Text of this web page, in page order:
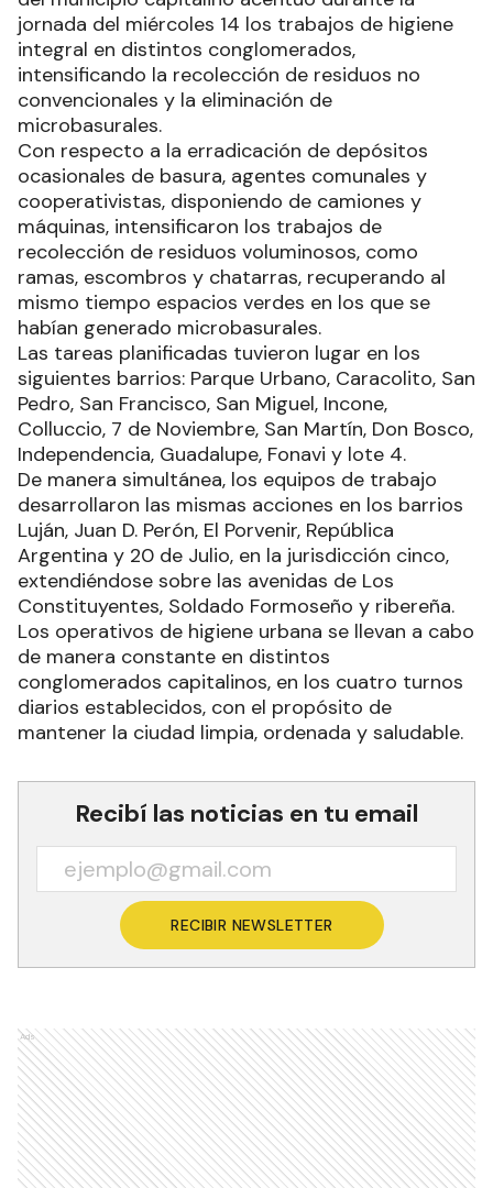
jornada del miércoles 14 los trabajos de higiene
integral en distintos conglomerados,
intensificando la recolección de residuos no
convencionales y la eliminación de
microbasurales.
Con respecto a la erradicación de depósitos
ocasionales de basura, agentes comunales y
cooperativistas, disponiendo de camiones y
máquinas, intensificaron los trabajos de
recolección de residuos voluminosos, como
ramas, escombros y chatarras, recuperando al
mismo tiempo espacios verdes en los que se
habían generado microbasurales.
Las tareas planificadas tuvieron lugar en los
siguientes barrios: Parque Urbano, Caracolito, San
Pedro, San Francisco, San Miguel, Incone,
Colluccio, 7 de Noviembre, San Martín, Don Bosco,
Independencia, Guadalupe, Fonavi y lote 4.
De manera simultánea, los equipos de trabajo
desarrollaron las mismas acciones en los barrios
Luján, Juan D. Perón, El Porvenir, República
Argentina y 20 de Julio, en la jurisdicción cinco,
extendiéndose sobre las avenidas de Los
Constituyentes, Soldado Formoseño y ribereña.
Los operativos de higiene urbana se llevan a cabo
de manera constante en distintos
conglomerados capitalinos, en los cuatro turnos
diarios establecidos, con el propósito de
mantener la ciudad limpia, ordenada y saludable.
Recibí las noticias en tu email
RECIBIR NEWSLETTER
Ads